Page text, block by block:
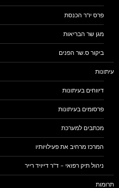
פרס יו"ר הכנסת
מגן שר הבריאות
ביקור ס.שר הפנים
עיתונות
דיווחים בעיתונות
פרסומים בעיתונות
מכתבים למערכת
המרכז מרחיב את פעילויותיו
ניהול תיק רפואי – ד"ר דייויד רייר
תרומות